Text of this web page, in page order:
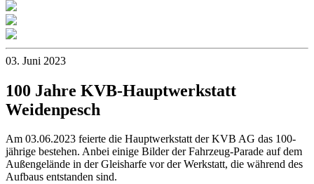
03. Juni 2023
100 Jahre KVB-Hauptwerkstatt
Weidenpesch
Am 03.06.2023 feierte die Hauptwerkstatt der KVB AG das 100-
jährige bestehen. Anbei einige Bilder der Fahrzeug-Parade auf dem
Außengelände in der Gleisharfe vor der Werkstatt, die während des
Aufbaus entstanden sind.